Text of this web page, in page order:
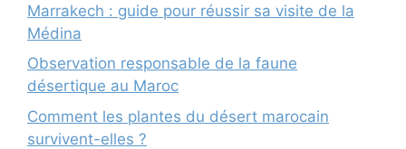
Marrakech : guide pour réussir sa visite de la
Médina
Observation responsable de la faune
désertique au Maroc
Comment les plantes du désert marocain
survivent-elles ?